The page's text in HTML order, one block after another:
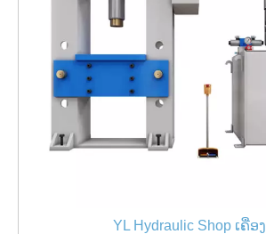
YL Hydraulic Shop ເຄື່ອ